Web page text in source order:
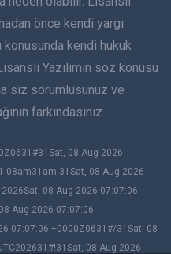
önce kendi yargı
konusunda kendi hukuk
Yazılımın söz konusu
siz sorumlusunuz ve
farkındasınız.
08 Aug 2026
08am31am-31Sat, 08 Aug 2026
08 Aug 2026 07:07:06
Aug 2026 07:07:06
07:07:06 +0000Z0631#/31Sat, 08
08 Aug 2026